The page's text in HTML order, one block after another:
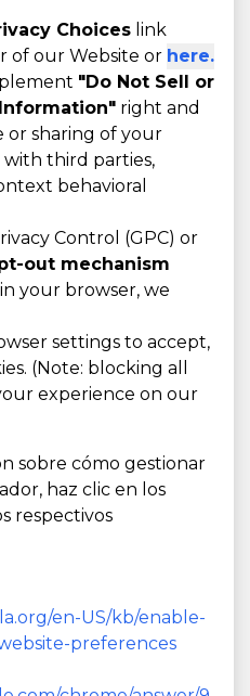
Choices link
of our Website or here.
"Do Not Sell or
right and
or sharing of your
third parties,
behavioral
Control (GPC) or
out mechanism
your browser, we
settings to accept,
(Note: blocking all
experience on our
sobre cómo gestionar
haz clic en los
respectivos
en-US/kb/enable-
preferences